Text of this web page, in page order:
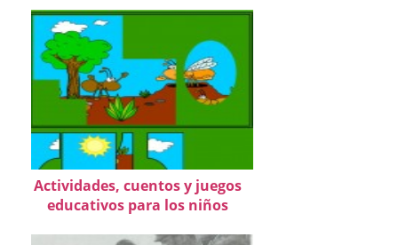
Actividades, cuentos y juegos
educativos para los niños